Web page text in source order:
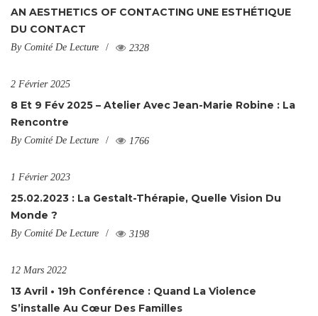
AN AESTHETICS OF CONTACTING UNE ESTHÉTIQUE
DU CONTACT
By Comité De Lecture 2328
2 Février 2025
8 Et 9 Fév 2025 – Atelier Avec Jean-Marie Robine : La
Rencontre
By Comité De Lecture 1766
1 Février 2023
25.02.2023 : La Gestalt-Thérapie, Quelle Vision Du
Monde ?
By Comité De Lecture 3198
12 Mars 2022
13 Avril • 19h Conférence : Quand La Violence
S’installe Au Cœur Des Familles